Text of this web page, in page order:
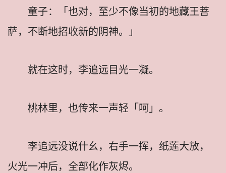
童子：「也对，至少不像当初的地藏王菩
萨，不断地招收新的阴神。」
就在这时，李追远目光一凝。
桃林里，也传来一声轻「呵」。
李追远没说什幺，右手一挥，纸莲大放，
火光一冲后，全部化作灰烬。